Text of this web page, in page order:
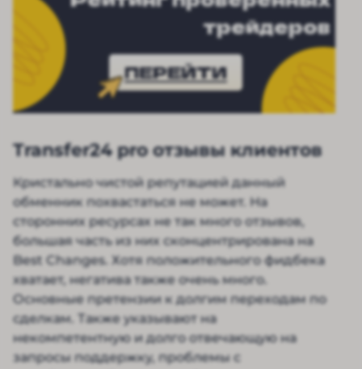
трейдеров
ПЕРЕЙТИ
Transfer24 pro отзывы клиентов
Кристально чистой репутацией данный
обменник похвастаться не может. На
сторонних ресурсах не так много отзывов,
большая часть из них сконцентрирована на
Best Changes. Хотя положительного фидбека
хватает, негатива также очень много.
Основные претензии к долгим переходам по
сделкам. Также указывают на
некомпетентную и долго отвечающую на
запросы поддержку, проблемы с